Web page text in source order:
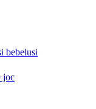
bebelusi
joc